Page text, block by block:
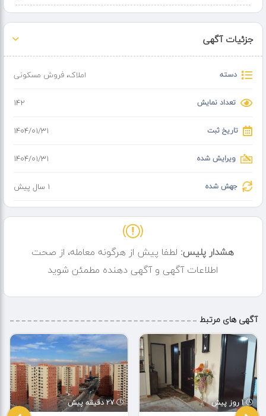
جزئیات آگهی
دسته املاک،فروش مسکونی
تعداد نمایش 142
تاریخ ثبت ۱۴۰۴/۰۱/۳۱
ویرایش شده ۱۴۰۴/۰۱/۳۱
جهش شده 1 سال پیش
هشدار پلیس: لطفا پیش از هرگونه معامله، از صحت
اطلاعات آگهی و آگهی دهنده مطمئن شوید
آگهی های مرتبط
27 دقیقه پیش 1 روز پیش